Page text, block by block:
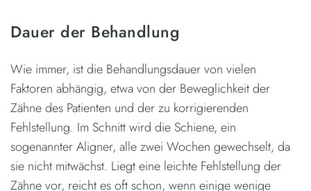
Dauer der Behandlung
Wie immer, ist die Behandlungsdauer von vielen
Faktoren abhängig, etwa von der Beweglichkeit der
Zähne des Patienten und der zu korrigierenden
Fehlstellung. Im Schnitt wird die Schiene, ein
sogenannter Aligner, alle zwei Wochen gewechselt, da
sie nicht mitwächst. Liegt eine leichte Fehlstellung der
Zähne vor, reicht es oft schon, wenn einige wenige